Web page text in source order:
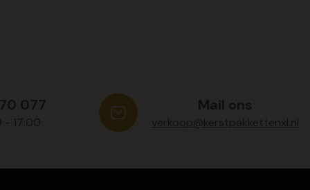
077
- 17:00
Mail ons
verkoop@kerstpakkettenxl.nl